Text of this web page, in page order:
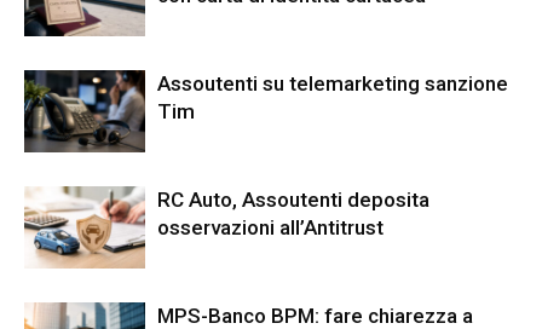
Assoutenti su telemarketing sanzione
Tim
RC Auto, Assoutenti deposita
osservazioni all’Antitrust
MPS-Banco BPM: fare chiarezza a